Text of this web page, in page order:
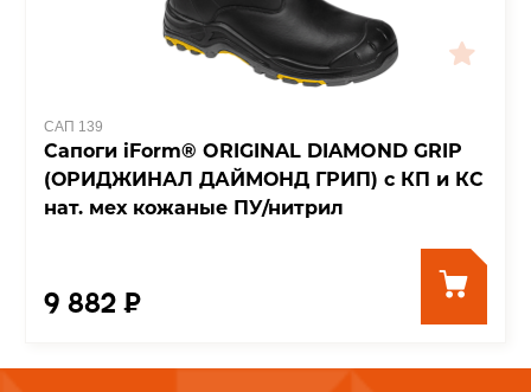
САП 139
Сапоги iForm® ORIGINAL DIAMOND GRIP
(ОРИДЖИНАЛ ДАЙМОНД ГРИП) с КП и КС
нат. мех кожаные ПУ/нитрил
9 882 ₽